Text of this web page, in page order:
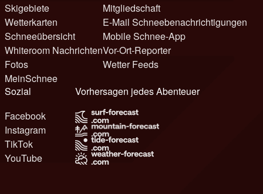
Skigebiete
Wetterkarten
Schneeübersicht
Whiteroom Nachrichten
Fotos
MeinSchnee
Mitgliedschaft
E-Mail Schneebenachrichtigungen
Mobile Schnee-App
Vor-Ort-Reporter
Wetter Feeds
Sozial
Facebook
Instagram
TikTok
YouTube
Vorhersagen jedes Abenteuer